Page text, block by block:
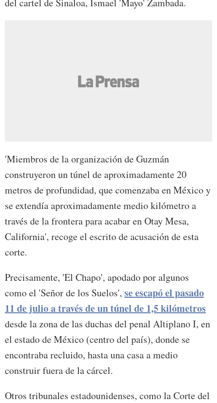
del cartel de Sinaloa, Ismael 'Mayo' Zambada.
'Miembros de la organización de Guzmán
construyeron un túnel de aproximadamente 20
metros de profundidad, que comenzaba en México y
se extendía aproximadamente medio kilómetro a
través de la frontera para acabar en Otay Mesa,
California', recoge el escrito de acusación de esta
corte.
Precisamente, 'El Chapo', apodado por algunos
como el 'Señor de los Suelos', se escapó el pasado
11 de julio a través de un túnel de 1,5 kilómetros
desde la zona de las duchas del penal Altiplano I, en
el estado de México (centro del país), donde se
encontraba recluido, hasta una casa a medio
construir fuera de la cárcel.
Otros tribunales estadounidenses, como la Corte del